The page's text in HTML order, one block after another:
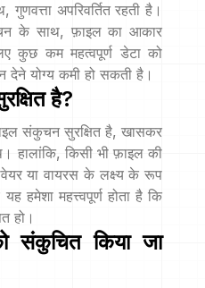
अपरिवर्तित रहती है।
के साथ, फ़ाइल का आकार
कुछ कम महत्वपूर्ण डेटा को
देने योग्य कमी हो सकती है।
है?
संकुचन सुरक्षित है, खासकर
किसी भी फ़ाइल की
या वायरस के लक्ष्य के रूप
हमेशा महत्त्वपूर्ण होता है कि
हो।
संकुचित किया जा